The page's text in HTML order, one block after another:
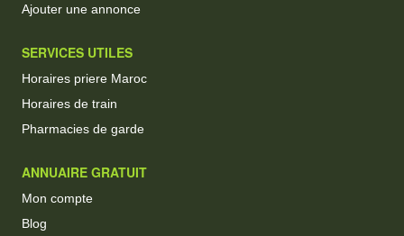
Ajouter une annonce
SERVICES UTILES
Horaires priere Maroc
Horaires de train
Pharmacies de garde
ANNUAIRE GRATUIT
Mon compte
Blog